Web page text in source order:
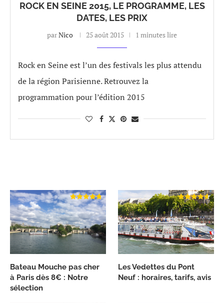
ROCK EN SEINE 2015, LE PROGRAMME, LES
DATES, LES PRIX
parNico 25 août 2015 1 minutes lire
Rock en Seine est l’un des festivals les plus attendu
de la région Parisienne. Retrouvez la
programmation pour l’édition 2015
Bateau Mouche pas cher
à Paris dès 8€ : Notre
sélection
Les Vedettes du Pont
Neuf : horaires, tarifs, avis